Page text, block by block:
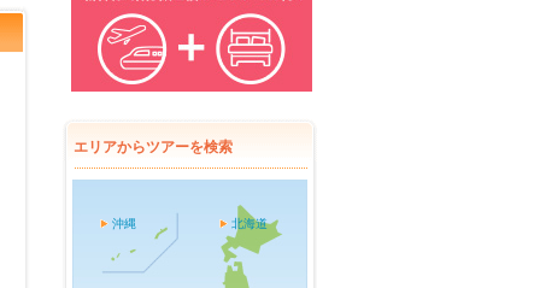
エリアからツアーを検索
北海道
沖縄